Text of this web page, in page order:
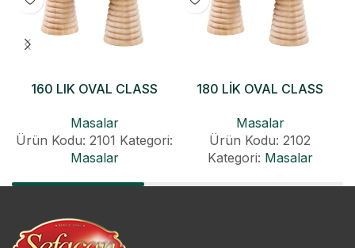
160 LIK OVAL CLASS
Masalar
Ürün Kodu: 2101 Kategori:
Masalar
180 LİK OVAL CLASS
Masalar
Ürün Kodu: 2102
Kategori: Masalar